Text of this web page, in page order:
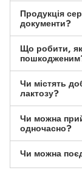
Продукція
документи?
Що робити,
Чи містять
лактозу?
Чи можна
одночасно?
Чи можна